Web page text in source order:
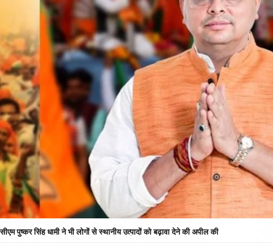
सीएम पुष्कर सिंह धामी ने भी लोगों से स्थानीय उत्पादों को बढ़ावा देने की अपील की